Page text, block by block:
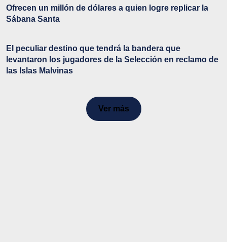
Ofrecen un millón de dólares a quien logre replicar la
Sábana Santa
El peculiar destino que tendrá la bandera que
levantaron los jugadores de la Selección en reclamo de
las Islas Malvinas
Ver más